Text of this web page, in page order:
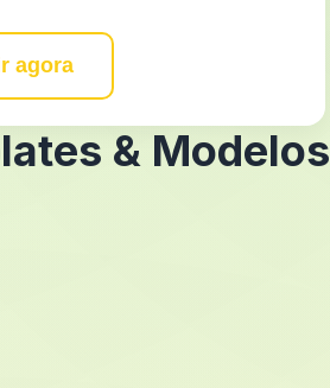
agora
& Modelos